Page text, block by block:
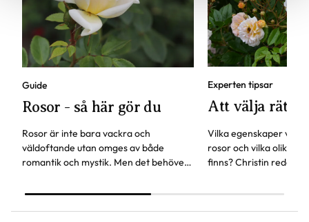
Guide
Rosor - så här gör du
Rosor är inte bara vackra och
väldoftande utan omges av både
romantik och mystik. Men det behöver
hittar du svaren på vanliga frågor om
Experten tipsar
Att välja rätt
Vilka egenskaper vill
rosor och vilka olika
finns? Christin reder
önskemål.